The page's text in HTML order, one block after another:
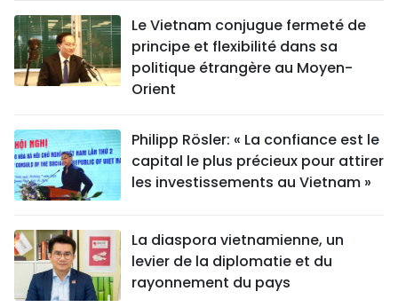
Le Vietnam conjugue fermeté de
principe et flexibilité dans sa
politique étrangère au Moyen-
Orient
Philipp Rösler: « La confiance est le
capital le plus précieux pour attirer
les investissements au Vietnam »
La diaspora vietnamienne, un
levier de la diplomatie et du
rayonnement du pays